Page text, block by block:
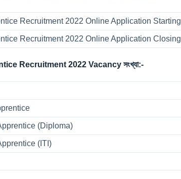
Recruitment 2022 Online Application Starting
Recruitment 2022 Online Application Closing
Recruitment 2022 Vacancy সংখ্যা:-
(Diploma)
(ITI)